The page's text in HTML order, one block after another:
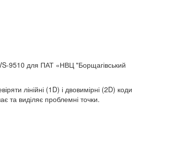
9510 для ПАТ «НВЦ "Борщагівський
лінійні (1D) і двовимірні (2D) коди
та виділяє проблемні точки.